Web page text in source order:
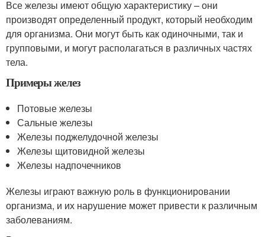
Все железы имеют общую характеристику – они
производят определенный продукт, который необходим
для организма. Они могут быть как одиночными, так и
групповыми, и могут располагаться в различных частях
тела.
Примеры желез
Потовые железы
Сальные железы
Железы поджелудочной железы
Железы щитовидной железы
Железы надпочечников
Железы играют важную роль в функционировании
организма, и их нарушение может привести к различным
заболеваниям.